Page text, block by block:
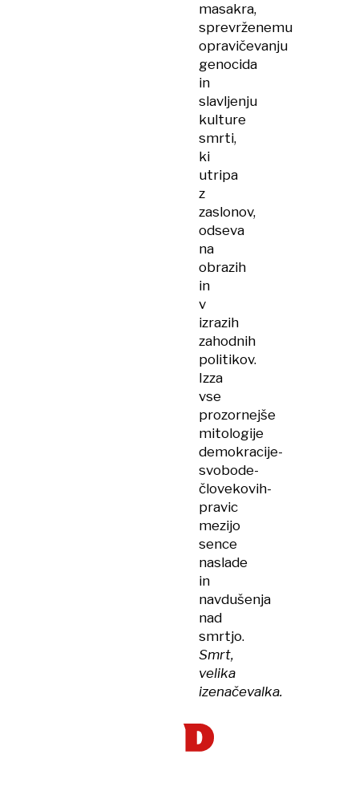
masakra,
sprevrženemu
opravičevanju
genocida
in
slavljenju
kulture
smrti,
ki
utripa
z
zaslonov,
odseva
na
obrazih
in
v
izrazih
zahodnih
politikov.
Izza
vse
prozornejše
mitologije
demokracije-
svobode-
človekovih-
pravic
mezijo
sence
naslade
in
navdušenja
nad
smrtjo.
Smrt,
velika
izenačevalka.